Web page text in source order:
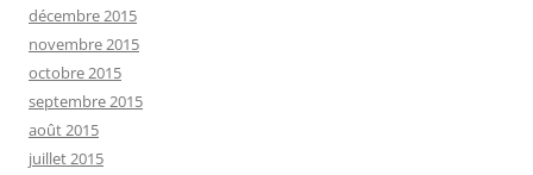
décembre 2015
novembre 2015
octobre 2015
septembre 2015
août 2015
juillet 2015